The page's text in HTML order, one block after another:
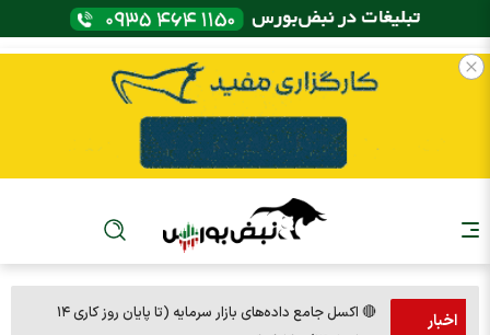
اخبار
🔴 اکسل جامع داده‌های بازار سرمایه (تا پایان روز کاری ۱۴